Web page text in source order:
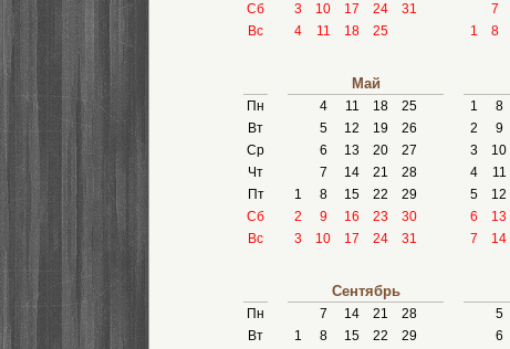
Сб
Вс
3
10 17 24
31
4
11 18 25
7
1
8
Пн
Вт
Ср
Чт
Пт
Сб
Вс
Май
4 11 18
25
5
12 19
26
6
13 20
27
7
14 21
28
1
8 15 22
29
2
9 16 23
30
3
10 17 24 31
1 8
2
9
3
10
4
11
5
12
6
13
7
14
Пн
Вт
Сентябрь
7 14 21
28
1
8 15 22
29
5
6